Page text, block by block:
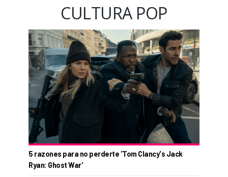
CULTURA POP
5 razones para no perderte 'Tom Clancy's Jack
Ryan: Ghost War'